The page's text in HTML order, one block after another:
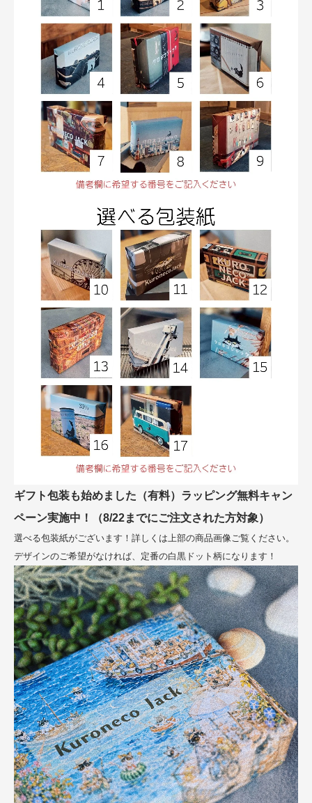
ギフト包装も始めました（有料）ラッピング無料キャン
ペーン実施中！（8/22までにご注文された方対象）
選べる包装紙がございます！詳しくは上部の商品画像ご覧ください。
デザインのご希望がなければ、定番の白黒ドット柄になります！